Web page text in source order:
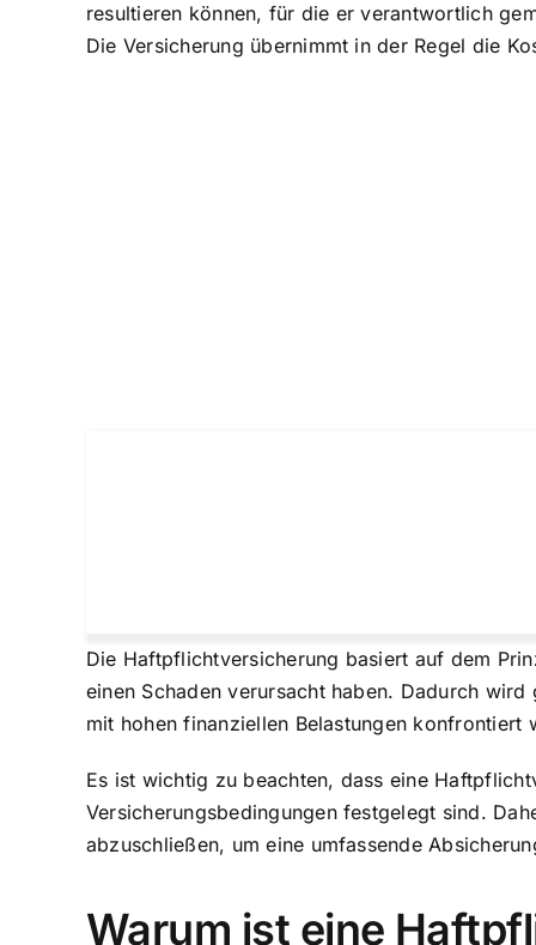
resultieren können, für die er verantwortlich
Die Versicherung übernimmt in der Regel die
Die Haftpflichtversicherung basiert auf dem
einen Schaden verursacht haben. Dadurch
mit hohen finanziellen Belastungen konfrontiert
Es ist wichtig zu beachten, dass eine
Versicherungsbedingungen festgelegt sind.
abzuschließen, um eine umfassende
Warum ist eine